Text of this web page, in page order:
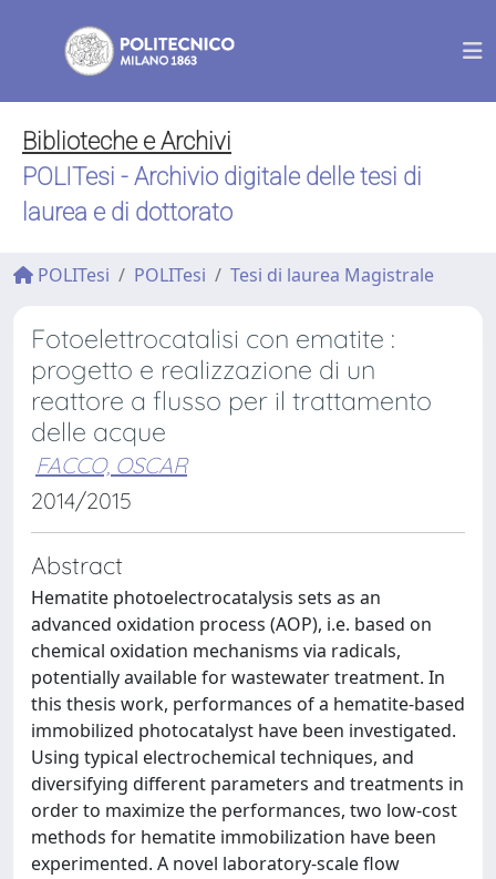
Biblioteche e Archivi
POLITesi - Archivio digitale delle tesi di
laurea e di dottorato
POLITesi POLITesi Tesi di laurea Magistrale
Fotoelettrocatalisi con ematite :
progetto e realizzazione di un
reattore a flusso per il trattamento
delle acque
FACCO, OSCAR
2014/2015
Abstract
Hematite photoelectrocatalysis sets as an
advanced oxidation process (AOP), i.e. based on
chemical oxidation mechanisms via radicals,
potentially available for wastewater treatment. In
this thesis work, performances of a hematite-based
immobilized photocatalyst have been investigated.
Using typical electrochemical techniques, and
diversifying different parameters and treatments in
order to maximize the performances, two low-cost
methods for hematite immobilization have been
experimented. A novel laboratory-scale flow